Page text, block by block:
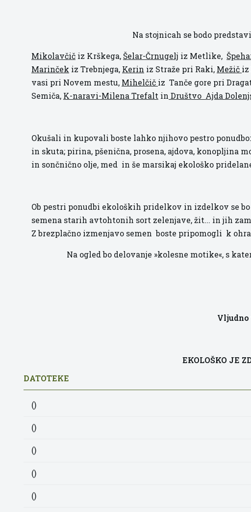
Na stojnicah se bodo
Mikolavčič iz Krškega, Šelar-Črnugelj iz Metlike,
Marinček iz Trebnjega, Kerin iz Straže pri Raki, Mežič iz
vasi pri Novem mestu, Mihelčič iz Tanče gore pri
Semiča, K-naravi-Milena Trefalt in Društvo Ajda
Okušali in kupovali boste lahko njihovo pestro
in skuta; pirina, pšenična, prosena, ajdova, konopljina
in sončnično olje, med in še marsikaj ekološko
Ob pestri ponudbi ekoloških pridelkov in izdelkov se
semena starih avtohtonih sort zelenjave, žit... in jih
Z brezplačno izmenjavo semen boste pripomogli k
Na ogled bo delovanje »kolesne motike«, s
EKOLOŠKO JE
DATOTEKE
()
()
()
()
()